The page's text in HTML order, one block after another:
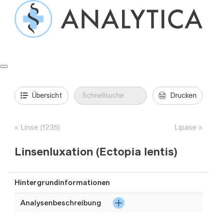
Springe
Inhalt
Übersicht Drucken
Linse (f235) Lipase
Linsenluxation (Ectopia lentis)
Hintergrundinformationen
Analysenbeschreibung